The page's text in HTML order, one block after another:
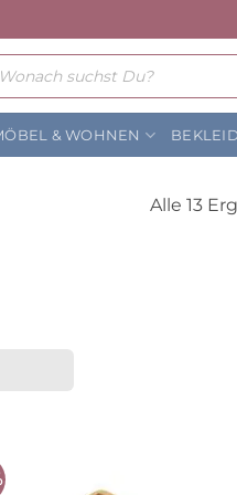
& WOHNEN
Alle 13